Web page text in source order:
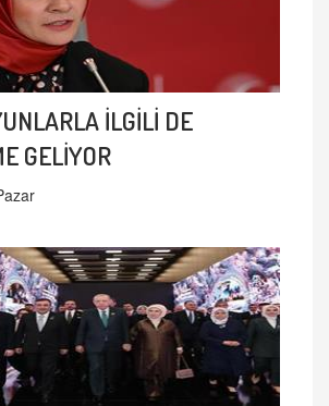
İLGİLİ DE
GELİYOR